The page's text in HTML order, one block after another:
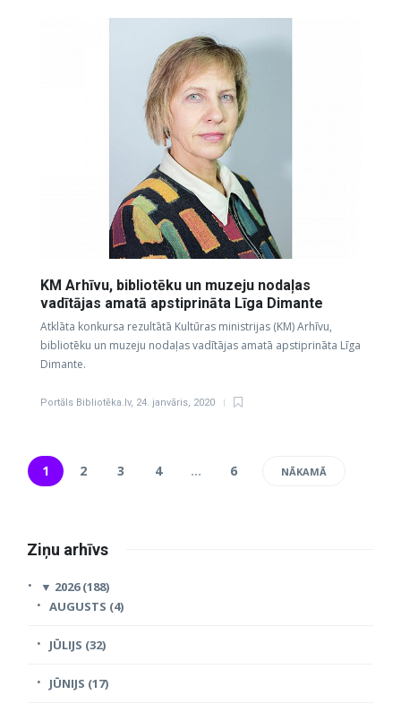
KM Arhīvu, bibliotēku un muzeju nodaļas
vadītājas amatā apstiprināta Līga Dimante
Atklāta konkursa rezultātā Kultūras ministrijas (KM) Arhīvu,
bibliotēku un muzeju nodaļas vadītājas amatā apstiprināta Līga
Dimante.
Portāls Bibliotēka.lv, 24. janvāris, 2020
1 2 3 4 … 6 NĀKAMĀ
Ziņu arhīvs
▼ 2026 (188)
AUGUSTS (4)
JŪLIJS (32)
JŪNIJS (17)